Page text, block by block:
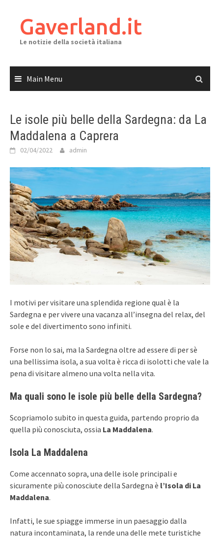
contentGaverland.it
Le notizie della società italiana
Main Menu
Le isole più belle della Sardegna: da La
Maddalena a Caprera
02/04/2022 admin
I motivi per visitare una splendida regione qual è la
Sardegna e per vivere una vacanza all’insegna del relax, del
sole e del divertimento sono infiniti.
Forse non lo sai, ma la Sardegna oltre ad essere di per sè
una bellissima isola, a sua volta è ricca di isolotti che vale la
pena di visitare almeno una volta nella vita.
Ma quali sono le isole più belle della Sardegna?
Scopriamolo subito in questa guida, partendo proprio da
quella più conosciuta, ossia La Maddalena.
Isola La Maddalena
Come accennato sopra, una delle isole principali e
sicuramente più conosciute della Sardegna è l’Isola di La
Maddalena.
Infatti, le sue spiagge immerse in un paesaggio dalla
natura incontaminata, la rende una delle mete turistiche